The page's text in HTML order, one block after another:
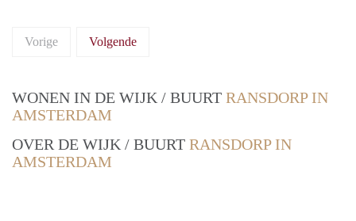
Vorige Volgende
WONEN IN DE WIJK / BUURT RANSDORP IN
AMSTERDAM
OVER DE WIJK / BUURT RANSDORP IN
AMSTERDAM